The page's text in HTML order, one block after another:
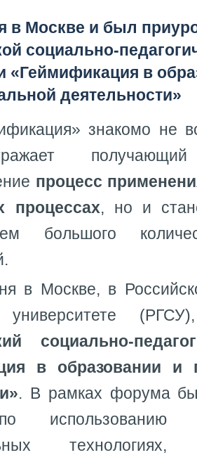
в Москве и был
социально-
«Геймификация в
деятельности»
знакомо не
процесс
процессах, но и
большого
в Москве, в
университете
социально-
в образовании и
. В рамках форума
использованию
технологиях,